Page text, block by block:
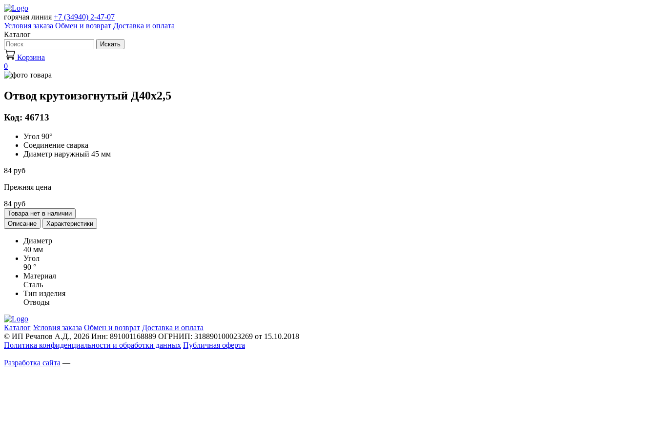
горячая линия +7 (34940) 2-47-07
Условия заказа Обмен и возврат Доставка и оплата
Каталог
Искать
Корзина
0
Отвод крутоизогнутый Д40х2,5
Код: 46713
Угол 90°
Соединение сварка
Диаметр наружный 45 мм
84 руб
Прежняя цена
84 руб
Товара нет в наличии
Описание
Характеристики
Диаметр
40 мм
Угол
90 °
Материал
Сталь
Тип изделия
Отводы
Каталог Условия заказа Обмен и возврат Доставка и оплата
© ИП Речапов А.Д., 2026 Инн: 891001168889 ОГРНИП: 318890100023269 от 15.10.2018
Политика конфиденциальности и обработки данных Публичная оферта
Разработка сайта —